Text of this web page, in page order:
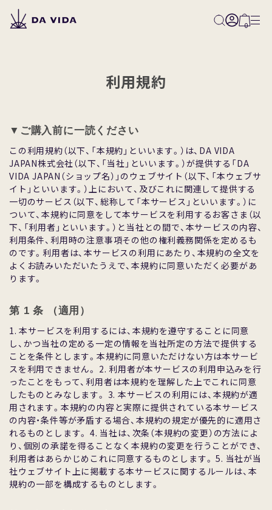
Classical
Classical-Natural
Classical-Washed
Classical-Honey
Innovative
Competition
Sample
0
利用規約
▼ご購⼊前に⼀読ください
この利⽤規約（以下、「本規約」といいます。）は、DA VIDA
JAPAN株式会社（以下、「当社」といいます。）が提供する「DA
VIDA JAPAN（ショップ名）」のウェブサイト（以下、「本ウェブサ
イト」といいます。）上において、及びこれに関連して提供する
⼀切のサービス（以下、総称して「本サービス」といいます。）に
ついて、本規約に同意をして本サービスを利⽤するお客さま（以
下、「利⽤者」といいます。）と当社との間で、本サービスの内容、
利⽤条件、利⽤時の注意事項その他の権利義務関係を定めるも
のです。利⽤者は、本サービスの利⽤にあたり、本規約の全⽂を
よくお読みいただいたうえで、本規約に同意いただく必要があ
ります。
第 1 条 （適⽤）
1. 本サービスを利⽤するには、本規約を遵守することに同意
し、かつ当社の定める⼀定の情報を当社所定の⽅法で提供する
ことを条件とします。本規約に同意いただけない⽅は本サービ
スを利⽤できません。 2. 利⽤者が本サービスの利⽤申込みを⾏
ったことをもって、利⽤者は本規約を理解した上でこれに同意
したものとみなします。 3. 本サービスの利⽤には、本規約が適
⽤されます。本規約の内容と実際に提供されている本サービス
の内容・条件等が⽭盾する場合、本規約の規定が優先的に適⽤さ
れるものとします。 4. 当社は、次条（本規約の変更）の⽅法によ
り、個別の承諾を得ることなく本規約の変更を⾏うことができ、
利⽤者はあらかじめこれに同意するものとします。 5. 当社が当
社ウェブサイト上に掲載する本サービスに関するルールは、本
規約の⼀部を構成するものとします。